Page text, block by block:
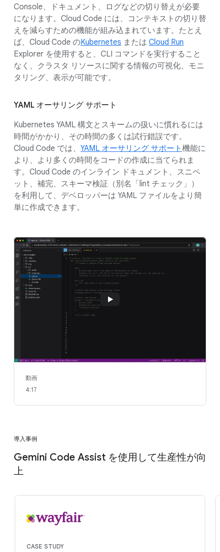
Console、ドキュメント、ログなどの切り替えが必要
になります。Cloud Code には、コンテキストの切り替
えを減らすための機能が組み込まれています。たとえ
ば、Cloud Code のKubernetes または Cloud Run
Explorer を使用すると、CLI コマンドを実行すること
なく、クラスタ リソースに関する情報の可視化、モニ
タリング、表示が可能です。
YAML オーサリング サポート
Kubernetes YAML 構文とスキームの扱いに慣れるには
時間がかかり、その時間の多くは試行錯誤です。
Cloud Code では、 YAML オーサリング サポート 機能に
より、より多くの時間をコードの作成に当てられま
す。Cloud Code のインライン ドキュメント、スニペ
ット、補完、スキーマ検証（別名「lint チェック」）
を利用して、デベロッパーは YAML ファイルをより簡
単に作成できます。
動画
4:17
導入事例
Gemini Code Assist を使用して生産性が向
上
CASE STUDY